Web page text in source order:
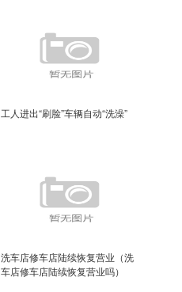
工人进出“刷脸”车辆自动“洗澡”
洗车店修车店陆续恢复营业（洗
车店修车店陆续恢复营业吗）